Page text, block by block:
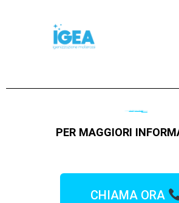
contenuto
PER MAGGIORI
CHIAMA ORA